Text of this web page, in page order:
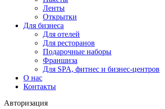
Ленты
Открытки
Для бизнеса
Для отелей
Для ресторанов
Подарочные наборы
Франшиза
Для SPA, фитнес и бизнес-центров
О нас
Контакты
Авторизация